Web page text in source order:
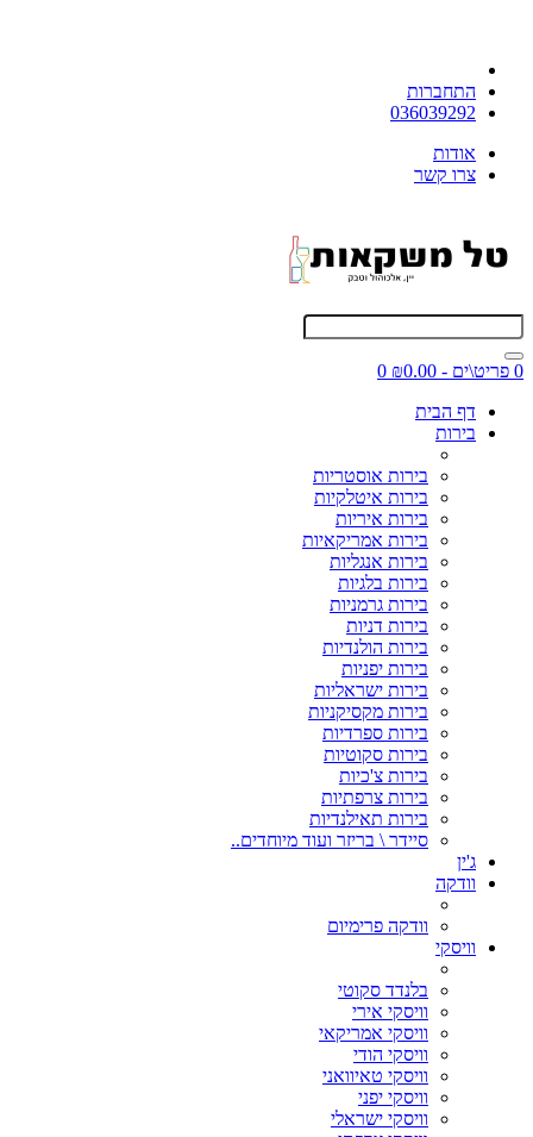
התחברות
036039292
אודות
צרו קשר
0 פריט\ים - ₪0.00
0
דף הבית
בירות
בירות אוסטריות
בירות איטלקיות
בירות איריות
בירות אמריקאיות
בירות אנגליות
בירות בלגיות
בירות גרמניות
בירות דניות
בירות הולנדיות
בירות יפניות
בירות ישראליות
בירות מקסיקניות
בירות ספרדיות
בירות סקוטיות
בירות צ'כיות
בירות צרפתיות
בירות תאילנדיות
סיידר \ בריזר ועוד מיוחדים..
ג'ין
וודקה
וודקה פרימיום
וויסקי
בלנדד סקוטי
וויסקי אירי
וויסקי אמריקאי
וויסקי הודי
וויסקי טאיוואני
וויסקי יפני
וויסקי ישראלי